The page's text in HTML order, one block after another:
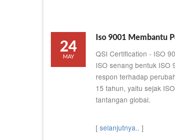
24
MAY
Iso 9001 Membantu
QSI Certification - ISO
ISO senang bentuk ISO
respon terhadap
15 tahun, yaitu sejak
tantangan global.
[ selanjutnya.. ]